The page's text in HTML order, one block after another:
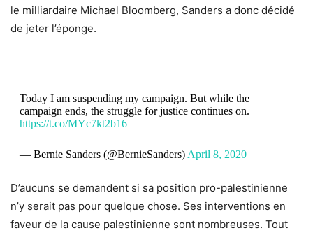
le milliardaire Michael Bloomberg, Sanders a donc décidé
de jeter l’éponge.
Today I am suspending my campaign. But while the
campaign ends, the struggle for justice continues on.
https://t.co/MYc7kt2b16
— Bernie Sanders (@BernieSanders) April 8, 2020
D’aucuns se demandent si sa position pro-palestinienne
n’y serait pas pour quelque chose. Ses interventions en
faveur de la cause palestinienne sont nombreuses. Tout